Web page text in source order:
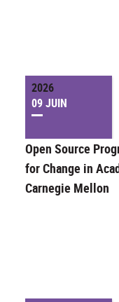
2026
09 JUIN
Open Source
for Change in
Carnegie Mellon